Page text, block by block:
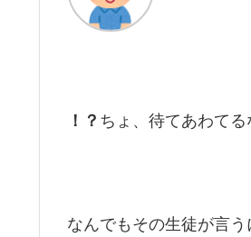
！？ ちょ、待てあわてる
なんでもその生徒が言う